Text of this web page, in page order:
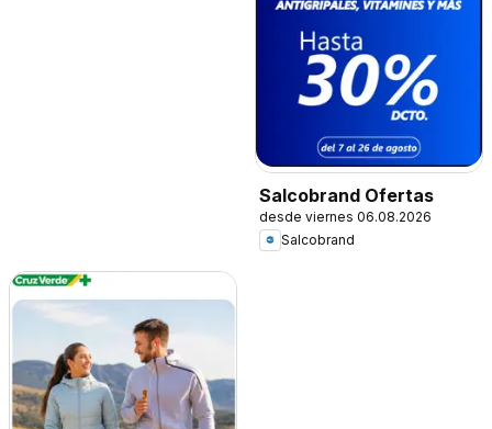
Salcobrand Ofertas
desde viernes 06.08.2026
Salcobrand